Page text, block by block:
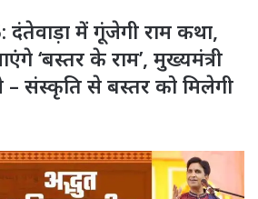
में गूंजेगी राम कथा,
‘बस्तर के राम’, मुख्यमंत्री
– संस्कृति से बस्तर को मिलेगी